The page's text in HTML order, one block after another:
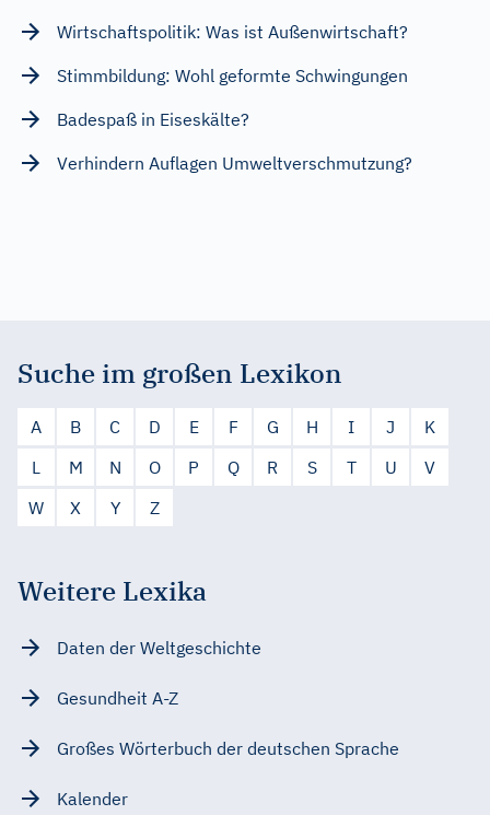
Wirtschaftspolitik: Was ist Außenwirtschaft?
Stimmbildung: Wohl geformte Schwingungen
Badespaß in Eiseskälte?
Verhindern Auflagen Umweltverschmutzung?
Suche im großen Lexikon
A B C D E F G H I J
K
L
M N O P Q R S T U
V
W
X Y Z
Weitere Lexika
Daten der Weltgeschichte
Gesundheit A-Z
Großes Wörterbuch der deutschen Sprache
Kalender